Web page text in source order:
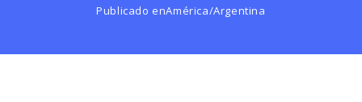
Publicado enAmérica/Argentina